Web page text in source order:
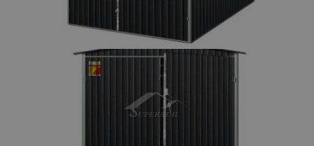
Célzás Funkcionalitás
Besorolatlan